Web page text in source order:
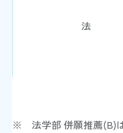
法
※ 法学部 併願推薦(B)